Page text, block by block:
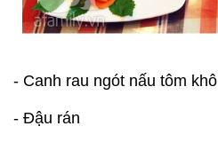
- Canh rau ngót nấu tôm khô
- Đậu rán